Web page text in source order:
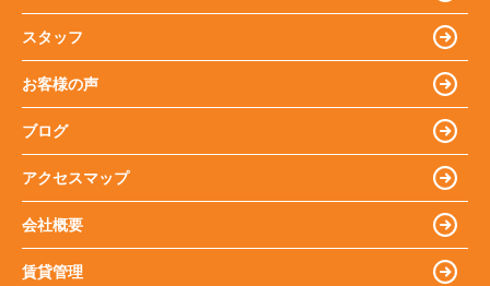
スタッフ
お客様の声
ブログ
アクセスマップ
会社概要
賃貸管理